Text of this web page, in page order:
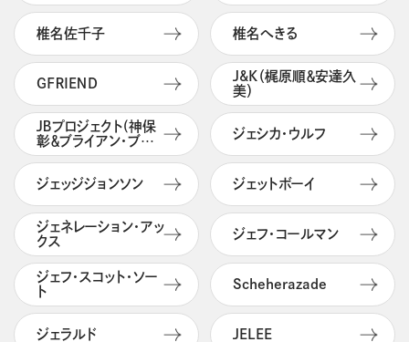
椎名佐千子 椎名へきる
ＧＦＲＩＥＮＤ
J&K（梶原順＆安達久
美）
ＪＢプロジェクト(神保
彰＆ブライアン・ブロン
バーグ)
ジェシカ・ウルフ
ジェッジジョンソン ジェットボーイ
ジェネレーション・アッ
クス
ジェフ・コールマン
ジェフ・スコット・ソー
ト
Scheherazade
ジェラルド JELEE